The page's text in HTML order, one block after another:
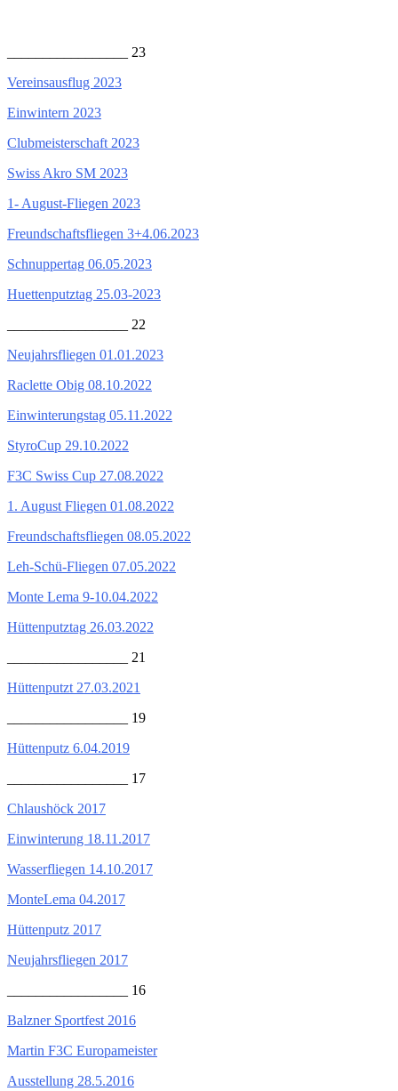
_________________ 23
Vereinsausflug 2023
Einwintern 2023
Clubmeisterschaft 2023
Swiss Akro SM 2023
1- August-Fliegen 2023
Freundschaftsfliegen 3+4.06.2023
Schnuppertag 06.05.2023
Huettenputztag 25.03-2023
_________________ 22
Neujahrsfliegen 01.01.2023
Raclette Obig 08.10.2022
Einwinterungstag 05.11.2022
StyroCup 29.10.2022
F3C Swiss Cup 27.08.2022
1. August Fliegen 01.08.2022
Freundschaftsfliegen 08.05.2022
Leh-Schü-Fliegen 07.05.2022
Monte Lema 9-10.04.2022
Hüttenputztag 26.03.2022
_________________ 21
Hüttenputzt 27.03.2021
_________________ 19
Hüttenputz 6.04.2019
_________________ 17
Chlaushöck 2017
Einwinterung 18.11.2017
Wasserfliegen 14.10.2017
MonteLema 04.2017
Hüttenputz 2017
Neujahrsfliegen 2017
_________________ 16
Balzner Sportfest 2016
Martin F3C Europameister
Ausstellung 28.5.2016